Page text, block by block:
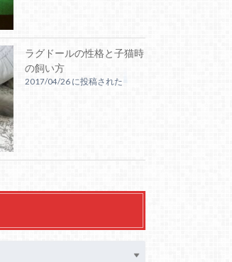
ラグドールの性格と子猫時
の飼い方
2017/04/26 に投稿された